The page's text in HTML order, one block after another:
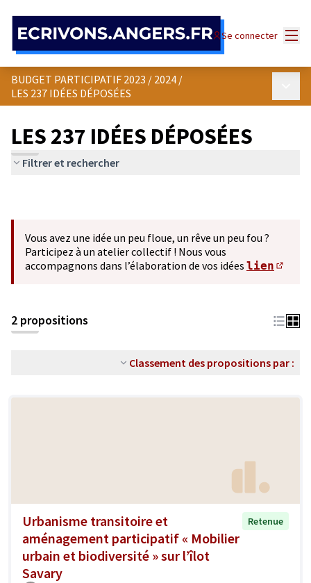
Se connecter
BUDGET PARTICIPATIF 2023 / 2024 /
LES 237 IDÉES DÉPOSÉES
LES 237 IDÉES DÉPOSÉES
Filtrer et rechercher
Vous avez une idée un peu floue, un rêve un peu fou ?
Participez à un atelier collectif ! Nous vous
accompagnons dans l’élaboration de vos idées lien
2 propositions
Classement des propositions par :
Urbanisme transitoire et
aménagement participatif « Mobilier
urbain et biodiversité » sur l’îlot
Savary
Retenue